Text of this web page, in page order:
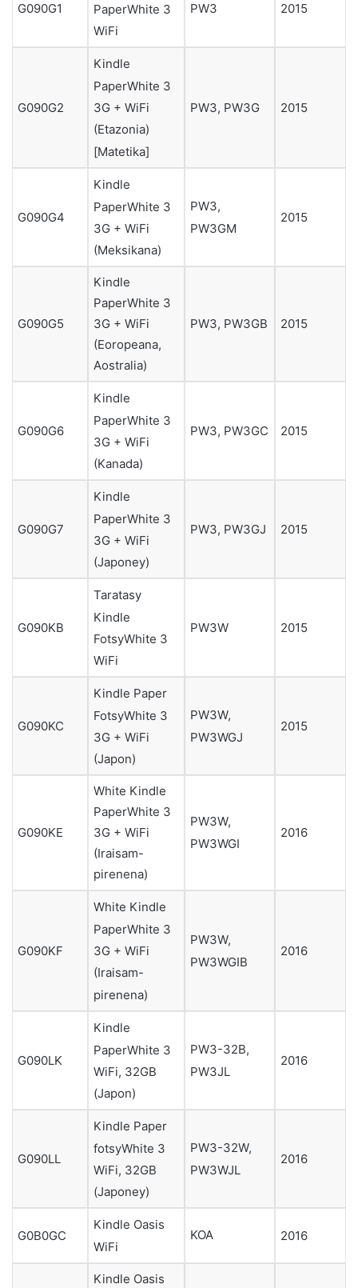
G090G1
PaperWhite 3
WiFi
PW3 2015
G090G2
Kindle
PaperWhite 3
3G + WiFi
(Etazonia)
[Matetika]
PW3, PW3G 2015
G090G4
Kindle
PaperWhite 3
3G + WiFi
(Meksikana)
PW3,
PW3GM
2015
G090G5
Kindle
PaperWhite 3
3G + WiFi
(Eoropeana,
Aostralia)
PW3, PW3GB 2015
G090G6
Kindle
PaperWhite 3
3G + WiFi
(Kanada)
PW3, PW3GC 2015
G090G7
Kindle
PaperWhite 3
3G + WiFi
(Japoney)
PW3, PW3GJ 2015
G090KB
Taratasy
Kindle
FotsyWhite 3
WiFi
PW3W 2015
G090KC
Kindle Paper
FotsyWhite 3
3G + WiFi
(Japon)
PW3W,
PW3WGJ
2015
G090KE
White Kindle
PaperWhite 3
3G + WiFi
(Iraisam-
pirenena)
PW3W,
PW3WGI
2016
G090KF
White Kindle
PaperWhite 3
3G + WiFi
(Iraisam-
pirenena)
PW3W,
PW3WGIB
2016
G090LK
Kindle
PaperWhite 3
WiFi, 32GB
(Japon)
PW3-32B,
PW3JL
2016
G090LL
Kindle Paper
fotsyWhite 3
WiFi, 32GB
(Japoney)
PW3-32W,
PW3WJL
2016
G0B0GC
Kindle Oasis
WiFi
KOA 2016
Kindle Oasis